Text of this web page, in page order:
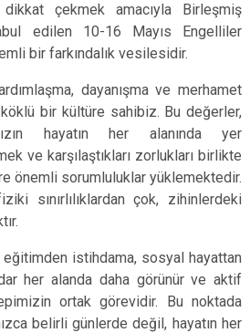
dikkat çekmek amacıyla Birleşmiş
edilen 10-16 Mayıs Engelliler
bir farkındalık vesilesidir.
dayanışma ve merhamet
bir kültüre sahibiz. Bu değerler,
hayatın her alanında yer
ve karşılaştıkları zorlukları birlikte
önemli sorumluluklar yüklemektedir.
sınırlılıklardan çok, zihinlerdeki
istihdama, sosyal hayattan
her alanda daha görünür ve aktif
ortak görevidir. Bu noktada
belirli günlerde değil, hayatın her